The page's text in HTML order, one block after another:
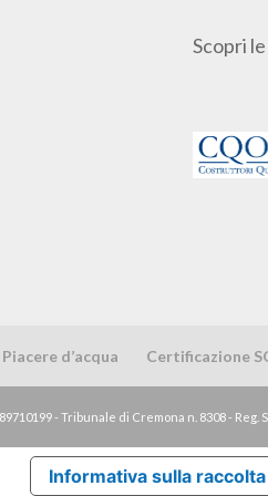
Scopri
Piacere d’acqua Certificazione
- Tribunale di Cremona n. 8308 - Reg.
Informativa sulla raccolta